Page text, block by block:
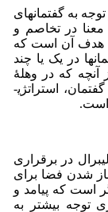
به گفتمان­های
در تخاصم و
هدف آن است که
در یک یا چند
که در وهلۀ
نخست به چشم می­خورد، زیر سؤال بردن یک گفتمان، استراتژی­
است.
در برقراری
شدن فضا برای
است که پیامد و
توجه بیشتر به